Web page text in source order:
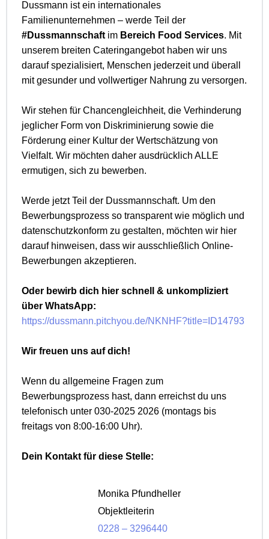
Dussmann ist ein internationales
Familienunternehmen – werde Teil der
#Dussmannschaft im Bereich Food Services. Mit
unserem breiten Cateringangebot haben wir uns
darauf spezialisiert, Menschen jederzeit und überall
mit gesunder und vollwertiger Nahrung zu versorgen.
Wir stehen für Chancengleichheit, die Verhinderung
jeglicher Form von Diskriminierung sowie die
Förderung einer Kultur der Wertschätzung von
Vielfalt. Wir möchten daher ausdrücklich ALLE
ermutigen, sich zu bewerben.
Werde jetzt Teil der Dussmannschaft. Um den
Bewerbungsprozess so transparent wie möglich und
datenschutzkonform zu gestalten, möchten wir hier
darauf hinweisen, dass wir ausschließlich Online-
Bewerbungen akzeptieren.
Oder bewirb dich hier schnell & unkompliziert
über WhatsApp:
https://dussmann.pitchyou.de/NKNHF?title=ID14793
Wir freuen uns auf dich!
Wenn du allgemeine Fragen zum
Bewerbungsprozess hast, dann erreichst du uns
telefonisch unter 030-2025 2026 (montags bis
freitags von 8:00-16:00 Uhr).
Dein Kontakt für diese Stelle:
Monika Pfundheller
Objektleiterin
0228 – 3296440